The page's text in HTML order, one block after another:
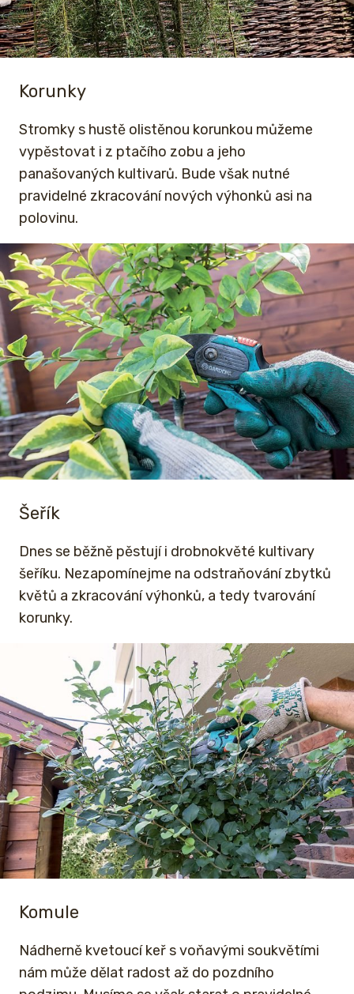
Korunky
Stromky s hustě olistěnou korunkou můžeme
vypěstovat i z ptačího zobu a jeho
panašovaných kultivarů. Bude však nutné
pravidelné zkracování nových výhonků asi na
polovinu.
Šeřík
Dnes se běžně pěstují i drobnokvěté kultivary
šeříku. Nezapomínejme na odstraňování zbytků
květů a zkracování výhonků, a tedy tvarování
korunky.
Komule
Nádherně kvetoucí keř s voňavými soukvětími
nám může dělat radost až do pozdního